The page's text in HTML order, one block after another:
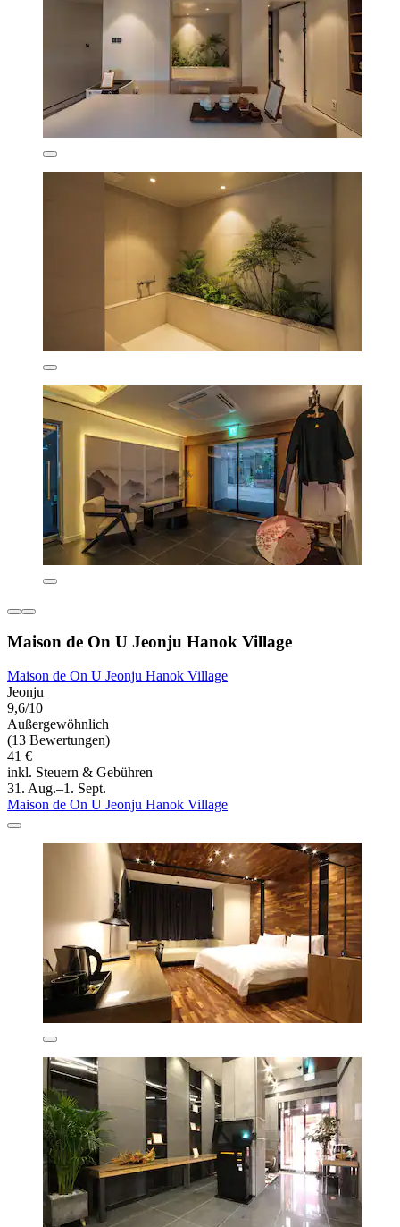
Maison de On U Jeonju Hanok Village
Maison de On U Jeonju Hanok Village
Jeonju
9,6/10
Außergewöhnlich
(13 Bewertungen)
41 €
inkl. Steuern & Gebühren
31. Aug.–1. Sept.
Maison de On U Jeonju Hanok Village